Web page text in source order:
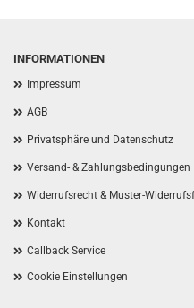
INFORMATIONEN
Impressum
AGB
Privatsphäre und Datenschutz
Versand- & Zahlungsbedingungen
Widerrufsrecht & Muster-
Kontakt
Callback Service
Cookie Einstellungen